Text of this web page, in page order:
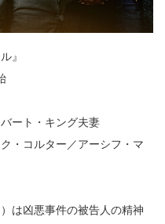
』
ート・キング夫妻
・コルター／アーシフ・マ
は凶悪事件の被告人の精神